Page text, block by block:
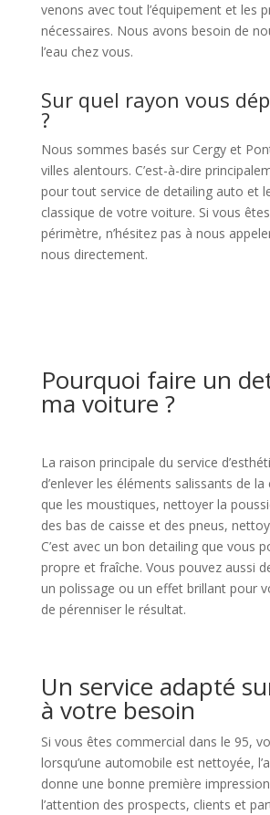
venons avec tout l’équipement et les
nécessaires. Nous avons besoin de
l’eau chez vous.
Sur quel rayon vous
?
Nous sommes basés sur Cergy et
villes alentours. C’est-à-dire
pour tout service de detailing auto et
classique de votre voiture. Si vous êtes
périmètre, n’hésitez pas à nous
nous directement.
Pourquoi faire un
ma voiture ?
La raison principale du service
d’enlever les éléments salissants de
que les moustiques, nettoyer la
des bas de caisse et des pneus,
C’est avec un bon detailing que vous
propre et fraîche. Vous pouvez aussi
un polissage ou un effet brillant pour
de pérenniser le résultat.
Un service adapté
à votre besoin
Si vous êtes commercial dans le 95,
lorsqu’une automobile est nettoyée,
donne une bonne première
l’attention des prospects, clients et